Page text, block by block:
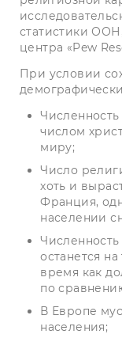
статистики
центра «Pew
При условии
числом
миру;
Число
хоть и
Франция,
населении
останется
время как
по
В Европе
населения;